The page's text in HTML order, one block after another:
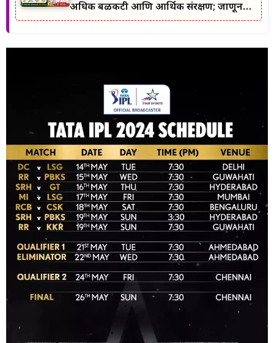
अधिक बळकटी आणि आर्थिक संरक्षण; जाणून
घ्या सरकारचा नवा संकल्प.